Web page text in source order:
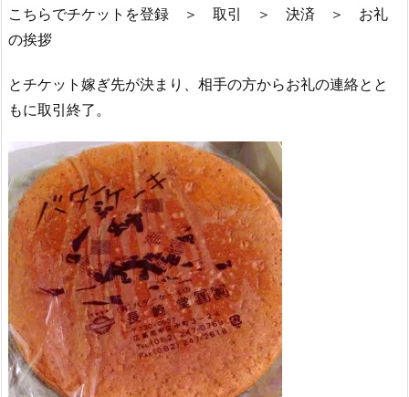
こちらでチケットを登録 ＞ 取引 ＞ 決済 ＞ お礼
の挨拶
とチケット嫁ぎ先が決まり、相手の方からお礼の連絡とと
もに取引終了。